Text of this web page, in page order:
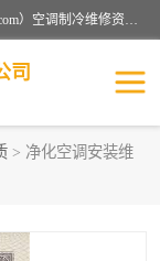
北京茗瀚企业管理咨询有限公司（18513065501.b2b168.com）空调制冷维修资质,油烟管道清洗资质,清洗行业资质公司秉承“顾客至上，锐意进缺的经营理念，我们提供高质量的产品，坚持“客户”的原则为广大客户提供贴心服务。如果你对公司的产品感兴趣，可以联系高经理，我们会用好的产品和服务让您满意。
司
> 净化空调安装维